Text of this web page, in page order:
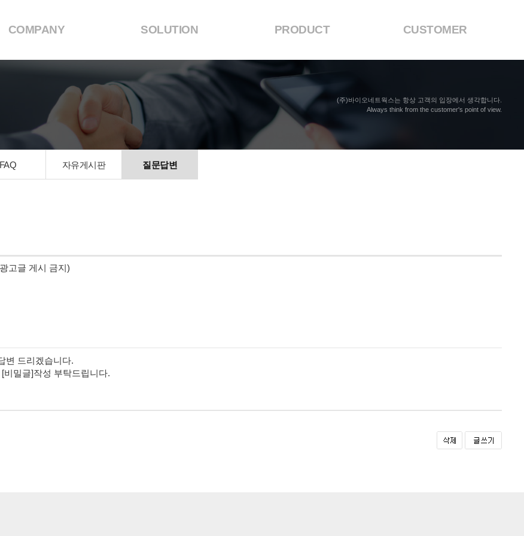
COMPANY SOLUTION PRODUCT CUSTOMER
(주)바이오네트웍스는 항상 고객의 입장에서 생각합니다.
Always think from the customer's point of view.
FAQ 자유게시판 질문답변
고글 게시 금지)
변 드리겠습니다.
밀글]작성 부탁드립니다.